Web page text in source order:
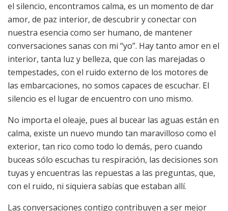
el silencio, encontramos calma, es un momento de dar
amor, de paz interior, de descubrir y conectar con
nuestra esencia como ser humano, de mantener
conversaciones sanas con mi “yo”. Hay tanto amor en el
interior, tanta luz y belleza, que con las marejadas o
tempestades, con el ruido externo de los motores de
las embarcaciones, no somos capaces de escuchar. El
silencio es el lugar de encuentro con uno mismo.
No importa el oleaje, pues al bucear las aguas están en
calma, existe un nuevo mundo tan maravilloso como el
exterior, tan rico como todo lo demás, pero cuando
buceas sólo escuchas tu respiración, las decisiones son
tuyas y encuentras las repuestas a las preguntas, que,
con el ruido, ni siquiera sabías que estaban allí.
Las conversaciones contigo contribuyen a ser mejor